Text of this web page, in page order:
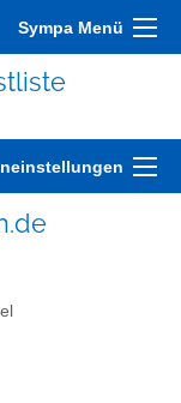
Sympa Menü